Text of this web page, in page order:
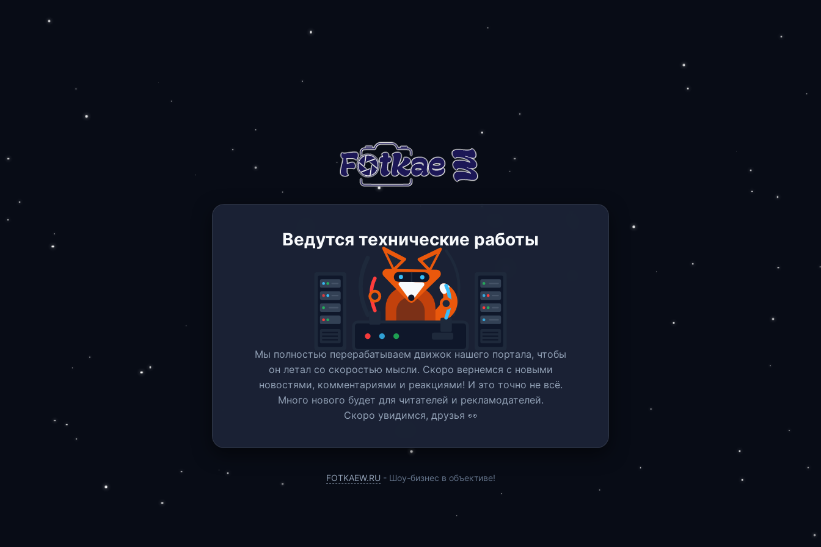
Ведутся технические работы
Мы полностью перерабатываем движок нашего портала, чтобы
он летал со скоростью мысли. Скоро вернемся c новыми
новостями, комментариями и реакциями! И это точно не всё.
Много нового будет для читателей и рекламодателей.
Скоро увидимся, друзья 👀
FOTKAEW.RU - Шоу-бизнес в объективе!